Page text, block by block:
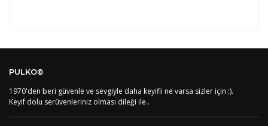
PULKO©
1970'den beri güvenle ve sevgiyle daha keyifli ne varsa sizler için :).
Keyif dolu serüvenleriniz olması dileği ile..